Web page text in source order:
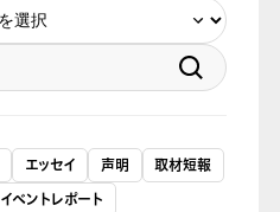
エッセイ 声明
取材短報
イベントレポート